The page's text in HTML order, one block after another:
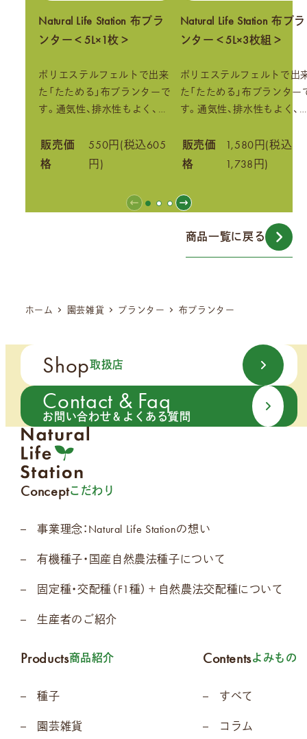
Natural Life Station 布プラ
ンター＜5L×1枚＞
ポリエステルフェルトで出来
た「たためる」布プランターで
す。通気性、排水性もよく、…
販売価
格
550円(税込605
円)
Natural Life Station 布プラ
ンター＜5L×3枚組＞
ポリエステルフェルトで出
た「たためる」布プランター
す。通気性、排水性もよく、…
販売価
格
1,580円(税込
1,738円)
商品一覧に戻る
ホーム 園芸雑貨 プランター 布プランター
Shop取扱店
Contact & Faq
お問い合わせ＆よくある質問
Conceptこだわり
事業理念：Natural Life Stationの想い
有機種子・国産自然農法種子について
固定種・交配種（F1種）＋自然農法交配種について
生産者のご紹介
Products商品紹介
種子
園芸雑貨
Contentsよみもの
すべて
コラム